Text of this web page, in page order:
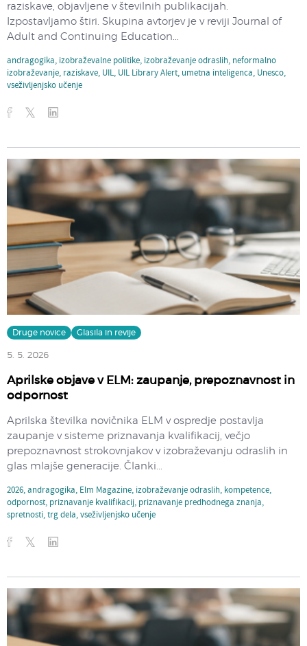
raziskave, objavljene v številnih publikacijah.
Izpostavljamo štiri. Skupina avtorjev je v reviji Journal of
Adult and Continuing Education...
andragogika, izobraževalne politike, izobraževanje odraslih, neformalno
izobraževanje, raziskave, UIL, UIL Library Alert, umetna inteligenca, Unesco,
vseživljenjsko učenje
Druge novice Glasila in revije
5. 5. 2026
Aprilske objave v ELM: zaupanje, prepoznavnost in
odpornost
Aprilska številka novičnika ELM v ospredje postavlja
zaupanje v sisteme priznavanja kvalifikacij, večjo
prepoznavnost strokovnjakov v izobraževanju odraslih in
glas mlajše generacije. Članki...
2026,andragogika, Elm Magazine, izobraževanje odraslih, kompetence,
odpornost, priznavanje kvalifikacij, priznavanje predhodnega znanja,
spretnosti,trg dela,vseživljenjsko učenje